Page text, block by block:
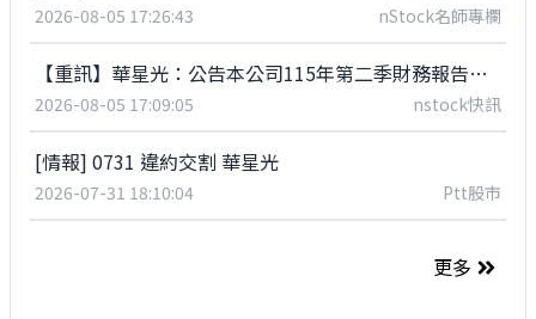
2026-08-05 17:26:43 nStock名師專欄
【重訊】華星光：公告本公司115年第二季財務報告董事會召開日期
2026-08-05 17:09:05 nstock快訊
[情報] 0731 違約交割 華星光
2026-07-31 18:10:04 Ptt股市
更多